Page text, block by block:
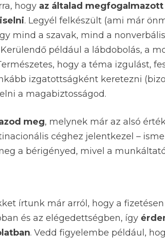
hogy az általad
. Legyél felkészült (ami már
mind a szavak, mind a
például a lábdobolás, a
hogy a téma izgulást,
izgatottságként keretezni
a magabiztosságod.
meg, melynek már az alsó
céghez jelentkezel –
a bérigényed, mivel a
írtunk már arról, hogy a
és az elégedettségben, így
. Vedd figyelembe például,